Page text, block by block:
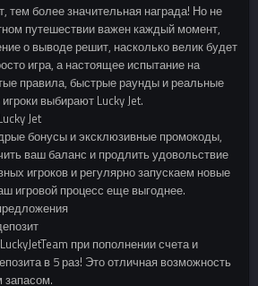
более значительная награда! Но не
путешествии важен каждый момент,
о выводе решит, насколько велик будет
игра, а настоящее испытание на
правила, быстрые раунды и реальные
выбирают Lucky Jet.
Jet
бонусы и эксклюзивные промокоды,
ваш баланс и продлить удовольствие
игроков и регулярно запускаем новые
игровой процесс еще выгоднее.
при пополнении счета и
в 5 раз! Это отличная возможность
запасом.